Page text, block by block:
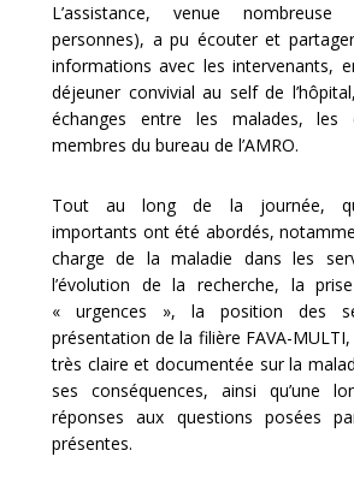
L’assistance, venue
personnes), a pu écouter et
informations avec les intervenants,
déjeuner convivial au self de
échanges entre les malades, les
membres du bureau de l’AMRO.
Tout au long de la journée,
importants ont été abordés,
charge de la maladie dans les
l’évolution de la recherche, la
« urgences », la position des
présentation de la filière FAVA-
très claire et documentée sur la
ses conséquences, ainsi qu’une
réponses aux questions posées
présentes.